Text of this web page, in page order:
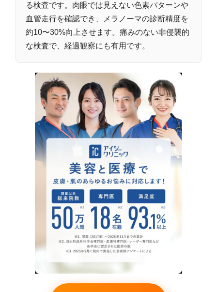
る検査です。肉眼では見えない色素パターンや
血管走行を確認でき、メラノーマの診断精度を
約10〜30%向上させます。痛みのない非侵襲的
な検査で、経過観察にも有用です。